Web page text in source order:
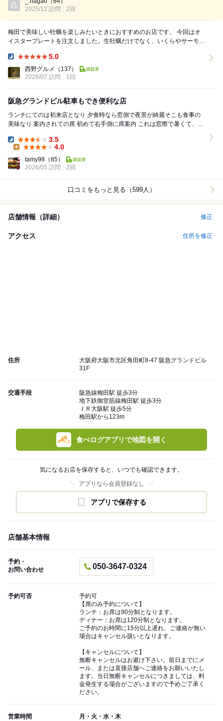
2025/12 訪問
2回
梅田で美味しい牡蠣を楽しみたいときにおすすめのお店です。 今回はオ
イスタープレートを注文しました。生牡蠣だけでなく、いくらやサーモ
5.0
西野グルメ
（137）
2026/07 訪問
1回
阪急グランドビル駐車もでき便利な店
ランチにてのは初来店となり 夕食時なら窓側で夜景が綺麗そこも食事の
美味なり 案内されての席 初めて右手側に席案内 これは窓際で暑くて、目
Dinner:
3.5
4.0
tamy98 （85）
2026/05 訪問
2回
口コミをもっと見る（599人）
店舗情報（詳細） 修正
アクセス 住所を修正
住所
大阪府大阪市北区角田町8-47 阪急グランドビル
31F
交通手段
阪急線梅田駅 徒歩3分
地下鉄御堂筋線梅田駅 徒歩3分
ＪＲ大阪駅 徒歩5分
梅田駅から123m
食べログアプリで地図を開く
気になるお店を保存すると、いつでも確認できます。
アプリなら会員登録なし
アプリで保存する
店舗基本情報
予約・
お問い合わせ
050-3647-0324
予約可否
予約可
【席のみ予約について】
ランチ：お席は90分制となります。
ディナー：お席は120分制となります。
ご予約のお時間に15分以上遅れ、ご連絡が無い
場合はキャンセル扱いとなります。
【キャンセルについて】
無断キャンセルはお避け下さい。前日までにメ
ール、または直接店舗へご連絡をお願いいたし
ます。当日無断キャンセルにつきましては、料
金発生する場合がございますので予めご了承く
ださい。
営業時間 月・火・水・木